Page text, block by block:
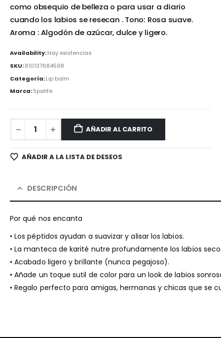
como obsequio de belleza o para usar a diario
cuando los labios se resecan . Tono: Rosa suave.
Aroma : Algodón de azúcar, dulce y ligero.
Availability:Hay existencias
SKU:810137684598
Categoría:Lip balm
Marca:Spalife
AÑADIR AL CARRITO
AÑADIR A LA LISTA DE DESEOS
DESCRIPCIÓN
Por qué nos encanta
• Los péptidos ayudan a suavizar y alisar los labios.
• La manteca de karité nutre profundamente los labios
• Acabado ligero y brillante (nunca pegajoso).
• Añade un toque sutil de color para un look de labios
• Regalo perfecto para amigas, hermanas y chicas que se